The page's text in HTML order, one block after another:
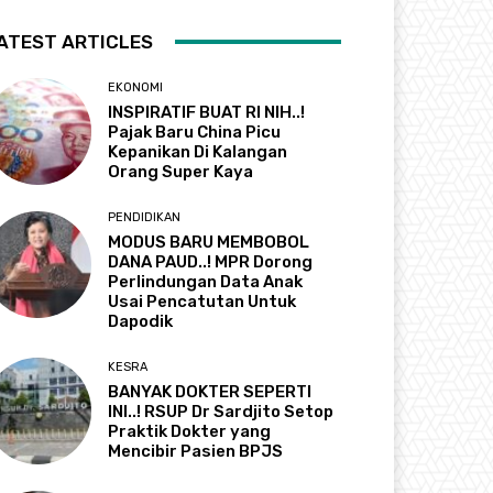
ARTICLES
EKONOMI
INSPIRATIF BUAT RI NIH..!
Pajak Baru China Picu
Kepanikan Di Kalangan
Orang Super Kaya
PENDIDIKAN
MODUS BARU MEMBOBOL
DANA PAUD..! MPR Dorong
Perlindungan Data Anak
Usai Pencatutan Untuk
Dapodik
KESRA
BANYAK DOKTER SEPERTI
INI..! RSUP Dr Sardjito Setop
Praktik Dokter yang
Mencibir Pasien BPJS